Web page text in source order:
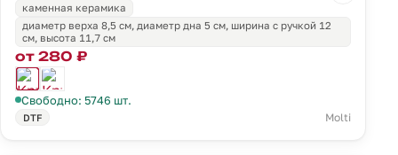
каменная керамика
диаметр верха 8,5 см, диаметр дна 5 см, ширина с ручкой 12
см, высота 11,7 см
от 280 ₽
Свободно: 5746 шт.
DTF Molti